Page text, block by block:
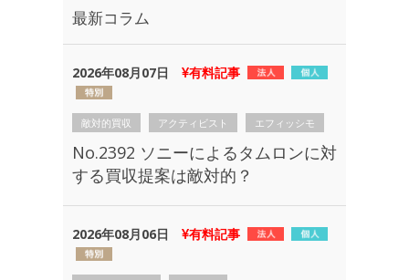
最新コラム
2026年08月07日 有料記事
敵対的買収 アクティビスト エフィッシモ
No.2392 ソニーによるタムロンに対
する買収提案は敵対的？
2026年08月06日 有料記事